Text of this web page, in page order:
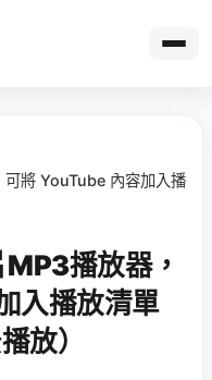
將 YouTube 內容加入播
播放器，
入播放清單
放）